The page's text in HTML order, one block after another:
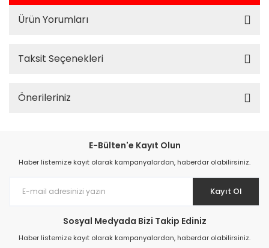
Ürün Yorumları
Taksit Seçenekleri
Önerileriniz
E-Bülten'e Kayıt Olun
Haber listemize kayıt olarak kampanyalardan, haberdar olabilirsiniz.
Kayıt Ol
Sosyal Medyada Bizi Takip Ediniz
Haber listemize kayıt olarak kampanyalardan, haberdar olabilirsiniz.